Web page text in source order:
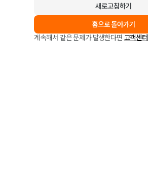
새로고침하기
홈으로 돌아가기
계속해서 같은 문제가 발생한다면 고객센터